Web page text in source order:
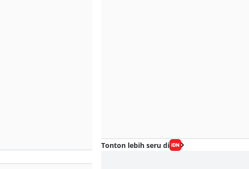
Tonton lebih seru di